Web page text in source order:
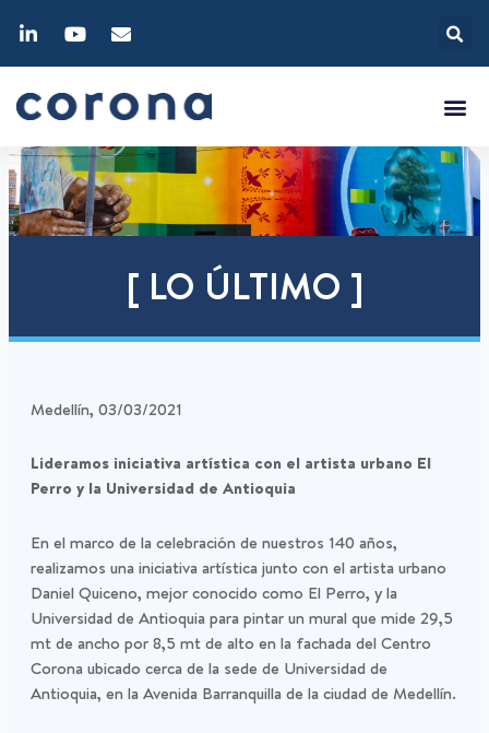
[ LO ÚLTIMO ]
Medellín, 03/03/2021
Lideramos iniciativa artística con el artista urbano El
Perro y la Universidad de Antioquia
En el marco de la celebración de nuestros 140 años,
realizamos una iniciativa artística junto con el artista urbano
Daniel Quiceno, mejor conocido como El Perro, y la
Universidad de Antioquia para pintar un mural que mide 29,5
mt de ancho por 8,5 mt de alto en la fachada del Centro
Corona ubicado cerca de la sede de Universidad de
Antioquia, en la Avenida Barranquilla de la ciudad de Medellín.